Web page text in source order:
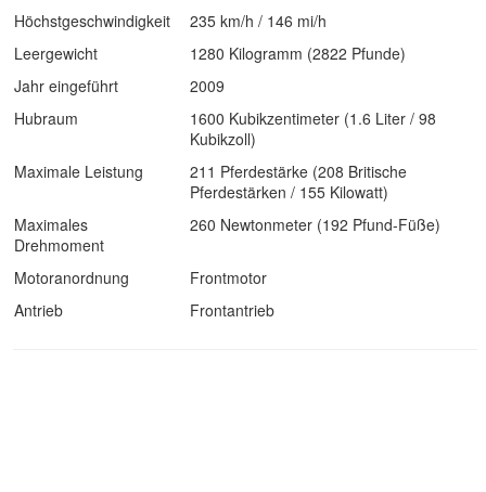
Höchstgeschwindigkeit
235 km/h / 146 mi/h
Leergewicht
1280 Kilogramm (2822 Pfunde)
Jahr eingeführt
2009
Hubraum
1600 Kubikzentimeter (1.6 Liter / 98
Kubikzoll)
Maximale Leistung
211 Pferdestärke (208 Britische
Pferdestärken / 155 Kilowatt)
Maximales
Drehmoment
260 Newtonmeter (192 Pfund-Füße)
Motoranordnung
Frontmotor
Antrieb
Frontantrieb